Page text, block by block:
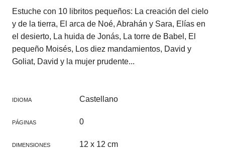
Estuche con 10 libritos pequeños: La creación del cielo
y de la tierra, El arca de Noé, Abrahán y Sara, Elías en
el desierto, La huida de Jonás, La torre de Babel, El
pequeño Moisés, Los diez mandamientos, David y
Goliat, David y la mujer prudente...
IDIOMA Castellano
PÁGINAS 0
DIMENSIONES 12 x 12 cm